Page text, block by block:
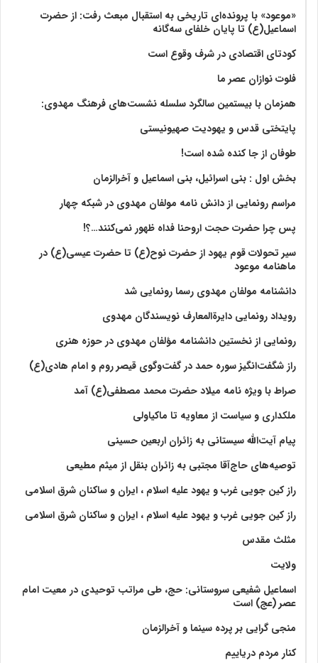
«موعود» با پرونده‌ای تاریخی به استقبال مبعث رفت: از حضرت
اسماعیل(ع) تا پایان خلفای سه‌گانه
کودتای اقتصادی در شرف وقوع است
فلوت نوازان عصر ما
همزمان با بیستمین سالگرد سلسله نشست‌های فرهنگ مهدوی:‌
پایتختی قدس و یهودیت صهیونیستی
طوفان از جا کنده شده است!
بخش اول : بنی اسرائیل، بنی اسماعیل و آخرالزمان
مراسم رونمایی از دانش نامه مولفان مهدوی در شبکه چهار
پس چرا حضرت حجت اروحنا فداه ظهور نمی‌کنند…؟!
سیر تحولات قوم یهود از حضرت نوح(ع) تا حضرت عیسی(ع) در
ماهنامه موعود
دانشنامه مولفان مهدوی رسما رونمایی شد
رویداد رونمایی دایرةالمعارف نویسندگان مهدوی
رونمایی از نخستین دانشنامه مؤلفان مهدوی در حوزه هنری
راز شگفت‌انگیز سوره حمد در گفت‌وگوی قیصر روم و امام هادی(ع)
صراط با ویژه نامه میلاد حضرت محمد مصطفی(ع) آمد
ملکداری و سیاست از معاویه تا ماکیاولی
پیام آیت‌الله سیستانی به زائران اربعین حسینی
توصیه‌های حاج‌آقا مجتبی به زائران بنقل از میثم مطیعی
راز کین جویی غرب و یهود علیه اسلام ، ایران و ساکنان شرق اسلامی
راز کین جویی غرب و یهود علیه اسلام ، ایران و ساکنان شرق اسلامی
مثلث مقدس
ولايت‏
اسماعیل شفیعی سروستانی: حج، طی مراتب توحیدی در معیت امام
عصر (عج) است
منجی گرایی بر پرده سینما و آخرالزمان
کنار مردم دریاییم